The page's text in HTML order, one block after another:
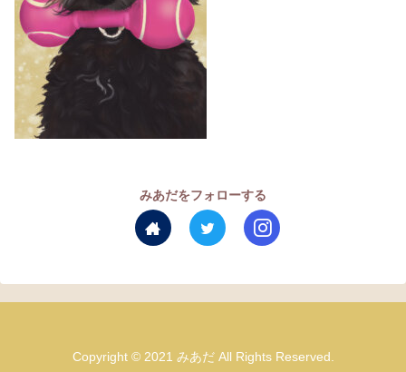
みあだをフォローする
Copyright © 2021 みあだ All Rights Reserved.